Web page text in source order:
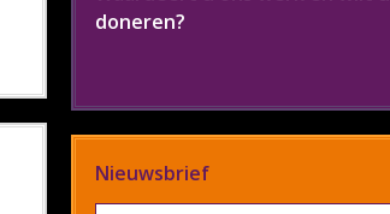
doneren?
Nieuwsbrief